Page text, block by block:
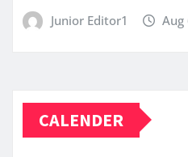
Junior Editor1 Aug
CALENDER